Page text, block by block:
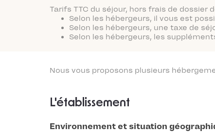
Tarifs TTC du séjour, hors frais de
Selon les hébergeurs, il vous est
Selon les hébergeurs, une taxe de
Selon les hébergeurs, les
Nous vous proposons plusieurs
L'établissement
Environnement et situation